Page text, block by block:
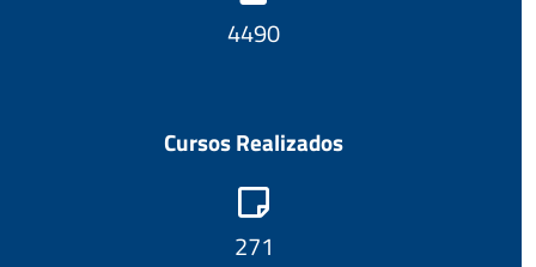
4806
Cursos Realizados
290